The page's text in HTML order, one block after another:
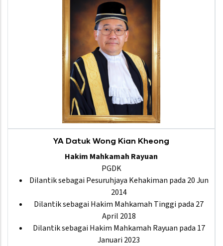
YA Datuk Wong Kian Kheong
Hakim Mahkamah Rayuan
PGDK
Dilantik sebagai Pesuruhjaya Kehakiman pada 20 Jun
2014
Dilantik sebagai Hakim Mahkamah Tinggi pada 27
April 2018
Dilantik sebagai Hakim Mahkamah Rayuan pada 17
Januari 2023